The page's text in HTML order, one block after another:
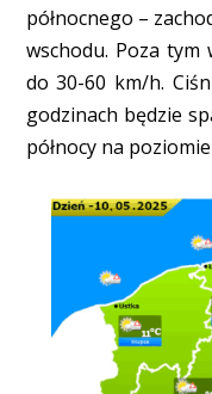
północnego –
wschodu. Poza tym
do 30-60 km/h.
godzinach będzie
północy na